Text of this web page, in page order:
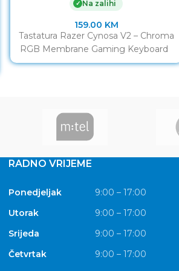
✓ Na zalihi
159.00 KM
Tastatura Razer Cynosa V2 – Chroma
RGB Membrane Gaming Keyboard
RADNO VRIJEME
Ponedjeljak
9:00 – 17:00
Utorak
9:00 – 17:00
Srijeda
9:00 – 17:00
Četvrtak
9:00 – 17:00